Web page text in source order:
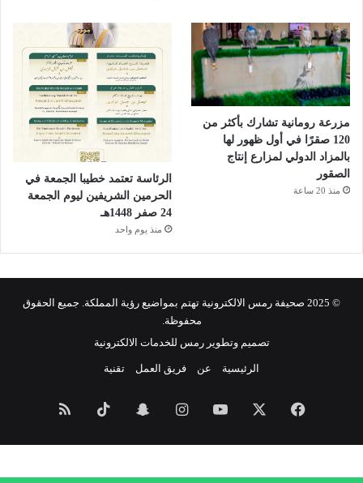
مزرعة رومانية تشارك بأكثر من
120 صقرًا في أول ظهور لها
بالمزاد الدولي لمزارع إنتاج
الصقور
منذ 20 ساعة
الرئاسة تعتمد خطيبا الجمعة في
الحرمين الشريفين ليوم الجمعة
24 صفر 1448هـ
منذ يوم واحد
© 2025 صحيفة رمس الالكترونية تهتم بمواضيع رؤية المملكة. جميع الحقوق
محفوظة.
تصميم وتطوير رمس للخدمات الالكترونية
الرئيسية عن فريق العمل تقنية
فيسبوك ‫YouTubeانستقرامسناب
تشات
‫TikTok
الموقع